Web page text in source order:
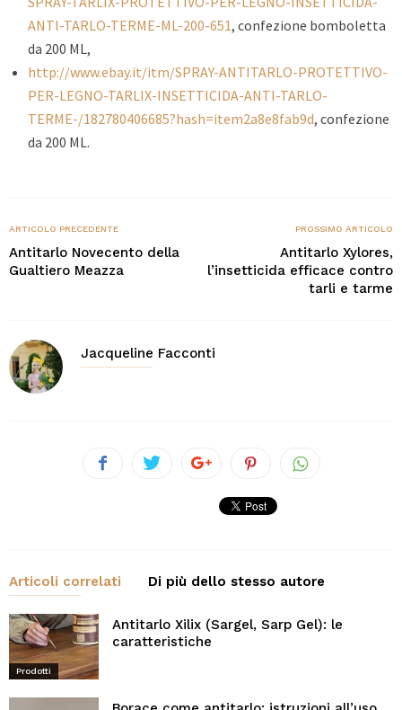
ANTI-TARLO-TERME-ML-200-651, confezione bomboletta
da 200 ML,
http://www.ebay.it/itm/SPRAY-ANTITARLO-PROTETTIVO-
PER-LEGNO-TARLIX-INSETTICIDA-ANTI-TARLO-
TERME-/182780406685?hash=item2a8e8fab9d, confezione
da 200 ML.
ARTICOLO PRECEDENTE
Antitarlo Novecento della
Gualtiero Meazza
PROSSIMO ARTICOLO
Antitarlo Xylores,
l’insetticida efficace contro
tarli e tarme
Jacqueline Facconti
Articoli correlati Di più dello stesso autore
Prodotti
Antitarlo Xilix (Sargel, Sarp Gel): le
caratteristiche